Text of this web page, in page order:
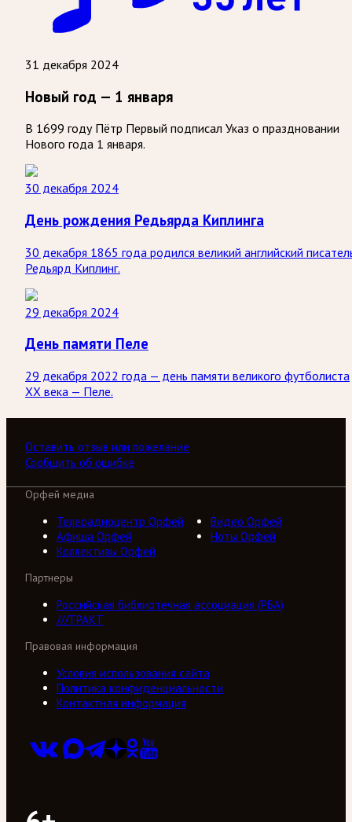
31 декабря 2024
Новый год — 1 января
В 1699 году Пётр Первый подписал Указ о праздновании
Нового года 1 января.
30 декабря 2024
День рождения Редьярда Киплинга
30 декабря 1865 года родился великий английский
Редьярд Киплинг.
29 декабря 2024
День памяти Пеле
29 декабря 2022 года — день памяти великого футболиста
ХХ века — Пеле.
Оставить отзыв или пожелание
Сообщить об ошибке
Орфей медиа
Телерадиоцентр Орфей
Видео Орфей
Афиша Орфей
Ноты Орфей
Коллективы Орфей
Партнеры
Российская библиотечная ассоциация (РБА)
///ТРАКТ
Правовая информация
Условия использования сайта
Политика конфиденциальности
Контактная информация